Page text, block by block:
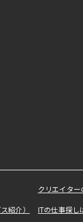
クリエイタ
紹介） ITの仕事探